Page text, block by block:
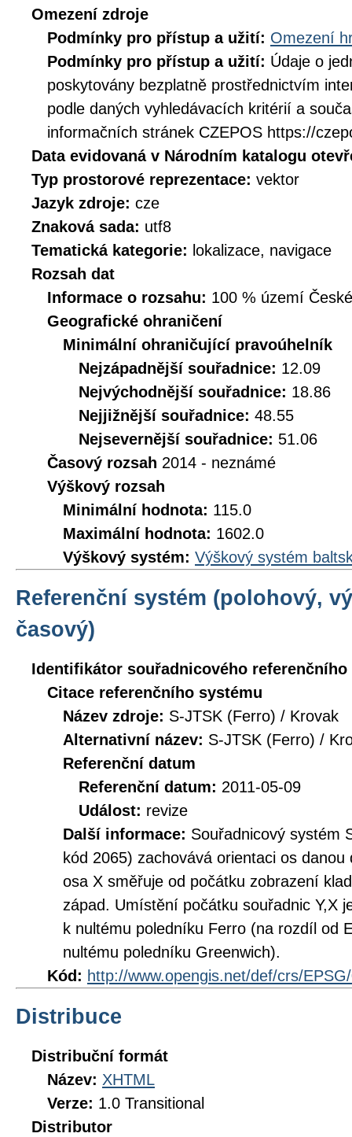
Omezení zdroje
Podmínky pro přístup a užití: Omezení
Podmínky pro přístup a užití: Údaje o
poskytovány bezplatně prostřednictvím
podle daných vyhledávacích kritérií a
informačních stránek CZEPOS https://
Data evidovaná v Národním katalogu
Typ prostorové reprezentace: vektor
Jazyk zdroje: cze
Znaková sada: utf8
Tematická kategorie: lokalizace, navigace
Rozsah dat
Informace o rozsahu: 100 % území
Geografické ohraničení
Minimální ohraničující pravoúhelník
Nejzápadnější souřadnice: 12.09
Nejvýchodnější souřadnice: 18.86
Nejjižnější souřadnice: 48.55
Nejsevernější souřadnice: 51.06
Časový rozsah 2014 - neznámé
Výškový rozsah
Minimální hodnota: 115.0
Maximální hodnota: 1602.0
Výškový systém: Výškový systém
Referenční systém (polohový,
časový)
Identifikátor souřadnicového referenčního
Citace referenčního systému
Název zdroje: S-JTSK (Ferro) / Krovak
Alternativní název: S-JTSK (Ferro) /
Referenční datum
Referenční datum: 2011-05-09
Událost: revize
Další informace: Souřadnicový systém
kód 2065) zachovává orientaci os
osa X směřuje od počátku zobrazení
západ. Umístění počátku souřadnic Y,X
k nultému poledníku Ferro (na rozdíl od
nultému poledníku Greenwich).
Kód: http://www.opengis.net/def/crs/
Distribuce
Distribuční formát
Název: XHTML
Verze: 1.0 Transitional
Distributor